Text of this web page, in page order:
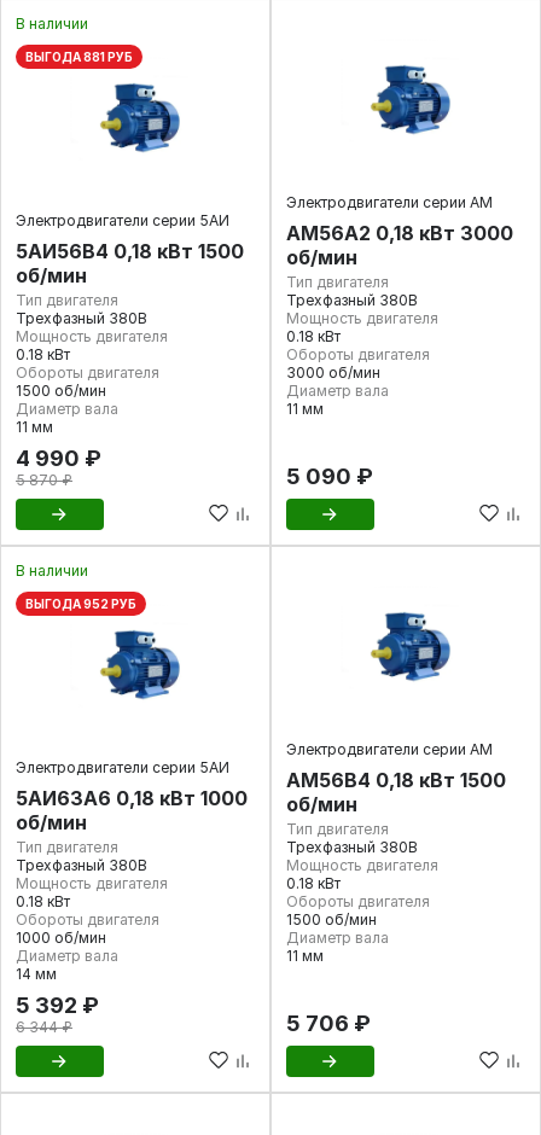
В наличии
ВЫГОДА 881 РУБ
Электродвигатели серии 5АИ
5АИ56В4 0,18 кВт 1500
об/мин
Тип двигателя
Трехфазный 380В
Мощность двигателя
0.18 кВт
Обороты двигателя
1500 об/мин
Диаметр вала
11 мм
4 990 ₽
5 870 ₽
Электродвигатели серии АМ
АМ56А2 0,18 кВт 3000
об/мин
Тип двигателя
Трехфазный 380В
Мощность двигателя
0.18 кВт
Обороты двигателя
3000 об/мин
Диаметр вала
11 мм
5 090 ₽
В наличии
ВЫГОДА 952 РУБ
Электродвигатели серии 5АИ
5АИ63А6 0,18 кВт 1000
об/мин
Тип двигателя
Трехфазный 380В
Мощность двигателя
0.18 кВт
Обороты двигателя
1000 об/мин
Диаметр вала
14 мм
5 392 ₽
6 344 ₽
Электродвигатели серии АМ
АМ56В4 0,18 кВт 1500
об/мин
Тип двигателя
Трехфазный 380В
Мощность двигателя
0.18 кВт
Обороты двигателя
1500 об/мин
Диаметр вала
11 мм
5 706 ₽